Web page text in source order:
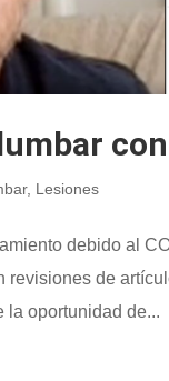
, Lesiones
debido al
de
la oportunidad de...